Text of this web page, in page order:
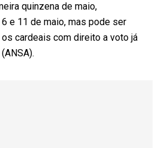
quinzena de maio,
e 11 de maio, mas pode ser
cardeais com direito a voto já